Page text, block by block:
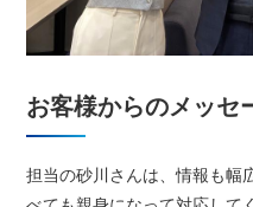
お客様からのメッセ
担当の砂川さんは、情報も幅